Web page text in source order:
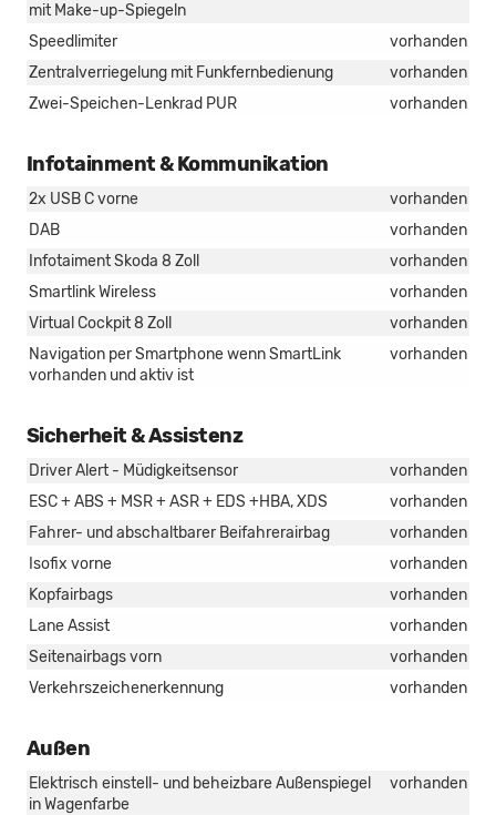
mit Make-up-Spiegeln
Speedlimiter
vorhanden
Zentralverriegelung mit Funkfernbedienung
vorhanden
Zwei-Speichen-Lenkrad PUR
vorhanden
Infotainment & Kommunikation
2x USB C vorne
vorhanden
DAB
vorhanden
Infotaiment Skoda 8 Zoll
vorhanden
Smartlink Wireless
vorhanden
Virtual Cockpit 8 Zoll
vorhanden
Navigation per Smartphone wenn SmartLink
vorhanden und aktiv ist
vorhanden
Sicherheit & Assistenz
Driver Alert - Müdigkeitsensor
vorhanden
ESC + ABS + MSR + ASR + EDS +HBA, XDS
vorhanden
Fahrer- und abschaltbarer Beifahrerairbag
vorhanden
Isofix vorne
vorhanden
Kopfairbags
vorhanden
Lane Assist
vorhanden
Seitenairbags vorn
vorhanden
Verkehrszeichenerkennung
vorhanden
Außen
Elektrisch einstell- und beheizbare Außenspiegel
in Wagenfarbe
vorhanden